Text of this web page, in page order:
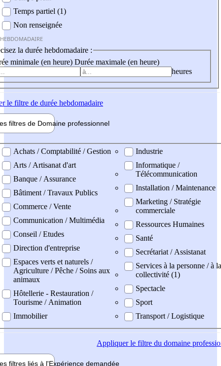
Temps partiel (1)
Non renseignée
la durée hebdomadaire :
minimale (en heure) Durée maximale (en heure)
heures
le filtre de durée hebdomadaire
filtres de Domaine professionnel
professionel
Achats / Comptabilité / Gestion
Arts / Artisanat d'art
Banque / Assurance
Bâtiment / Travaux Publics
Commerce / Vente
Communication / Multimédia
Conseil / Etudes
Direction d'entreprise
Espaces verts et naturels /
Agriculture / Pêche / Soins aux
animaux
Hôtellerie - Restauration /
Tourisme / Animation
Immobilier
Industrie
Informatique /
Télécommunication
Installation / Maintenance
Marketing / Stratégie
commerciale
Ressources Humaines
Santé
Secrétariat / Assistanat
Services à la personne / à la
collectivité (1)
Spectacle
Sport
Transport / Logistique
Appliquerle filtre du domaine
filtres liés à l'Expérience demandée